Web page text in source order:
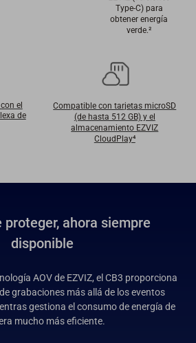
Type-C) para
obtener energía
verde.²
el
de
Compatible con tarjetas microSD
(de hasta 512 GB) y el
almacenamiento EZVIZ
CloudPlay⁴
proteger, ahora siempre
disponible
AOV de EZVIZ, el CB3 proporciona
grabaciones más allá de los eventos
gestiona el consumo de energía de
mucho más eficiente.